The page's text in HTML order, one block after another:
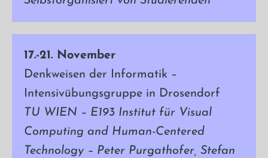
17.-21. November
Denkweisen der Informatik –
Intensivübungsgruppe in Drosendorf
TU WIEN – E193 Institut für Visual
Computing and Human-Centered
Technology – Peter Purgathofer, Stefan